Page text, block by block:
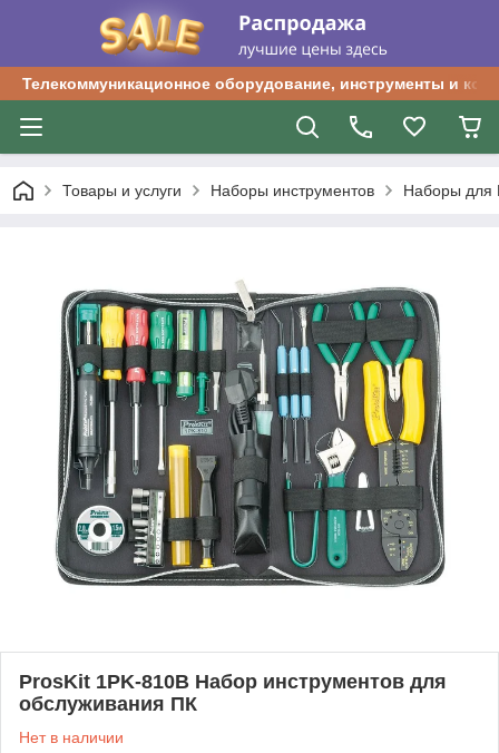
Телекоммуникационное оборудование, инструменты и
Товары и услуги Наборы инструментов Наборы
ProsKit 1PK-810B Набор инструментов для
обслуживания ПК
Нет в наличии